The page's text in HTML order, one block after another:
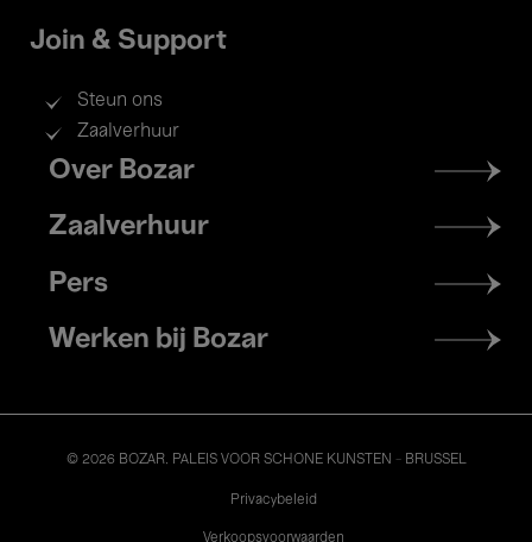
Join & Support
Steun ons
Zaalverhuur
Footer
menu
Over Bozar
Zaalverhuur
Pers
Werken bij Bozar
© 2026 BOZAR. PALEIS VOOR SCHONE KUNSTEN - BRUSSEL
Privacybeleid
Verkoopsvoorwaarden